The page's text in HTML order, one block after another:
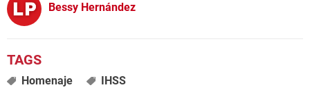
Bessy Hernández
Homenaje IHSS